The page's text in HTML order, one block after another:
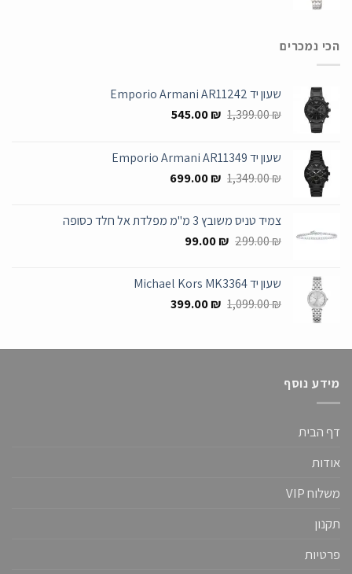
הכי נמכרים
שעון יד Emporio Armani AR11242
1,399.00₪
המחיר
1,399.00 ₪.
545.00₪
המחיר
545.00 ₪.
שעון יד Emporio Armani AR11349
1,349.00₪
המחיר
1,349.00 ₪.
699.00₪
המחיר
699.00 ₪.
צמיד טניס משובץ 3 מ"מ מפלדת אל חלד כסופה
299.00₪
המחיר
299.00 ₪.
99.00₪
המחיר
99.00 ₪.
שעון יד Michael Kors MK3364
1,099.00₪
המחיר
1,099.00 ₪.
399.00₪
המחיר
399.00 ₪.
מידע נוסף
דף הבית
אודות
משלוח VIP
תקנון
פרטיות